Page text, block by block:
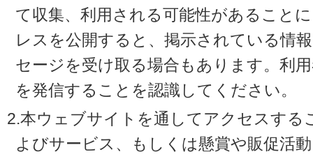
て収集、利用される可能性があること
レスを公開すると、掲示されている情
セージを受け取る場合もあります。利
を発信することを認識してください。
2.本ウェブサイトを通してアクセスする
よびサービス、もしくは懸賞や販促活